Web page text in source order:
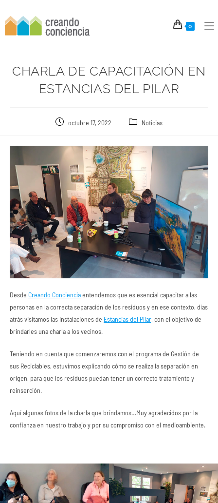
0
CHARLA DE CAPACITACIÓN EN
ESTANCIAS DEL PILAR
octubre 17, 2022 Noticias
Desde Creando Concienciaentendemos que es esencial capacitar a las
personas en la correcta separación de los residuos y en ese contexto, días
atrás visitamos las instalaciones de Estancias del Pilar, con el objetivo de
brindarles una charla a los vecinos.
Teniendo en cuenta que comenzaremos con el programa de Gestión de
sus Reciclables, estuvimos explicando cómo se realiza la separación en
origen, para que los residuos puedan tener un correcto tratamiento y
reinserción.
Aquí algunas fotos de la charla que brindamos…Muy agradecidos por la
confianza en nuestro trabajo y por su compromiso con el medioambiente.